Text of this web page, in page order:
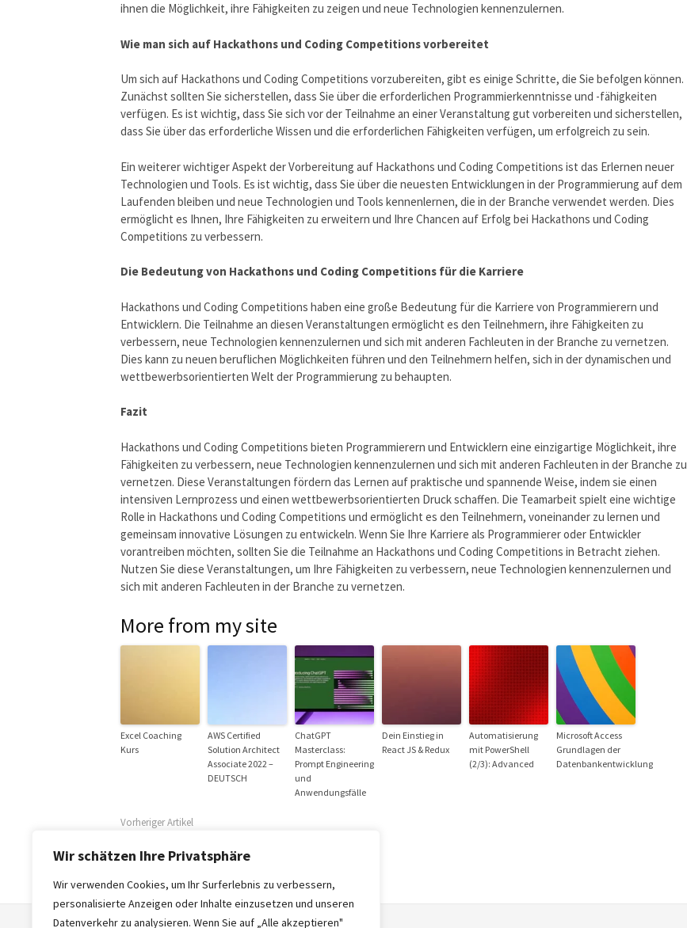
Wir schätzen Ihre Privatsphäre
Wir verwenden Cookies, um Ihr Surferlebnis zu verbessern,
personalisierte Anzeigen oder Inhalte einzusetzen und unseren
Datenverkehr zu analysieren. Wenn Sie auf „Alle akzeptieren"
ihnen die Möglichkeit, ihre Fähigkeiten zu zeigen und neue Technologien kennenzulernen.
Wie man sich auf Hackathons und Coding Competitions vorbereitet
Um sich auf Hackathons und Coding Competitions vorzubereiten, gibt es einige Schritte, die Sie befolgen können.
Zunächst sollten Sie sicherstellen, dass Sie über die erforderlichen Programmierkenntnisse und -fähigkeiten
verfügen. Es ist wichtig, dass Sie sich vor der Teilnahme an einer Veranstaltung gut vorbereiten und sicherstellen,
dass Sie über das erforderliche Wissen und die erforderlichen Fähigkeiten verfügen, um erfolgreich zu sein.
Ein weiterer wichtiger Aspekt der Vorbereitung auf Hackathons und Coding Competitions ist das Erlernen neuer
Technologien und Tools. Es ist wichtig, dass Sie über die neuesten Entwicklungen in der Programmierung auf dem
Laufenden bleiben und neue Technologien und Tools kennenlernen, die in der Branche verwendet werden. Dies
ermöglicht es Ihnen, Ihre Fähigkeiten zu erweitern und Ihre Chancen auf Erfolg bei Hackathons und Coding
Competitions zu verbessern.
Die Bedeutung von Hackathons und Coding Competitions für die Karriere
Hackathons und Coding Competitions haben eine große Bedeutung für die Karriere von Programmierern und
Entwicklern. Die Teilnahme an diesen Veranstaltungen ermöglicht es den Teilnehmern, ihre Fähigkeiten zu
verbessern, neue Technologien kennenzulernen und sich mit anderen Fachleuten in der Branche zu vernetzen.
Dies kann zu neuen beruflichen Möglichkeiten führen und den Teilnehmern helfen, sich in der dynamischen und
wettbewerbsorientierten Welt der Programmierung zu behaupten.
Fazit
Hackathons und Coding Competitions bieten Programmierern und Entwicklern eine einzigartige Möglichkeit, ihre
Fähigkeiten zu verbessern, neue Technologien kennenzulernen und sich mit anderen Fachleuten in der Branche zu
vernetzen. Diese Veranstaltungen fördern das Lernen auf praktische und spannende Weise, indem sie einen
intensiven Lernprozess und einen wettbewerbsorientierten Druck schaffen. Die Teamarbeit spielt eine wichtige
Rolle in Hackathons und Coding Competitions und ermöglicht es den Teilnehmern, voneinander zu lernen und
gemeinsam innovative Lösungen zu entwickeln. Wenn Sie Ihre Karriere als Programmierer oder Entwickler
vorantreiben möchten, sollten Sie die Teilnahme an Hackathons und Coding Competitions in Betracht ziehen.
Nutzen Sie diese Veranstaltungen, um Ihre Fähigkeiten zu verbessern, neue Technologien kennenzulernen und
sich mit anderen Fachleuten in der Branche zu vernetzen.
More from my site
Excel Coaching
Kurs
AWS Certified
Solution Architect
Associate 2022 –
DEUTSCH
ChatGPT
Masterclass:
Prompt Engineering
und
Anwendungsfälle
Dein Einstieg in
React JS & Redux
Automatisierung
mit PowerShell
(2/3): Advanced
Microsoft Access
Grundlagen der
Datenbankentwicklung
Vorheriger Artikel
um Programmieren zu meistern